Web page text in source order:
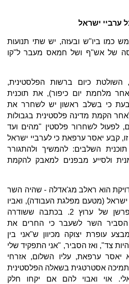
ערביי ישראל
כמו ביו"ש ובעזה, יש שתי תנועות
של אש"ף ושל חמאס מעבר ל"קו
השולטת כיום ברשות הפלסטינית,
כבר ב 1974 (לאחר מלחמת יום כיפור), את תוכנית
כי בשלב ראשון יש לשחרר את
בגבולות 67', ולאחר הקמת מדינה פלסטינית בגבולות
לפעול לשחרור פלסטין "מהים ועד
קבע יאסר ערפאת כי לערביי ישראל
השלבים: להמשיך ולהתגורר
ולסייע מבפנים למאבק להקמת
הוא ראלב מג'אדלה - שהיה השר
(מטעם מפלגת העבודה), ואביו
של מוחמד מג'אדלה הפרשן של ערוץ 2. בכתבה ששודרה
הסביר השר לשעבר כי החרים את
עופרת יצוקה מכיוון ש"אני בין
צד", ואז הסביר, "אני התפקיד שלי
יאסר ערפאת, עליו השלום, אזרחי
אסטרטגית בשאלה הפלסטינית
אוי ואבוי להם אם יקחו חלק